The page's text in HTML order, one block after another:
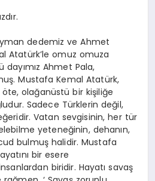
dedemiz ve Ahmet
Atatürk’le omuz omuza
dayımız Ahmet Pala,
Mustafa Kemal Atatürk,
olağanüstü bir kişiliğe
Sadece Türklerin değil,
Vatan sevgisinin, her tür
yeteneğinin, dehanın,
bulmuş halidir. Mustafa
bir esere
biridir. Hayatı savaş